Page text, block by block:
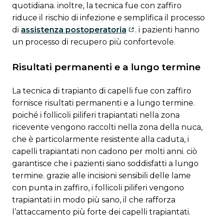
quotidiana. inoltre, la tecnica fue con zaffiro
riduce il rischio di infezione e semplifica il processo
di assistenza postoperatoria
. i pazienti hanno
un processo di recupero più confortevole.
risultati permanenti e a lungo termine
la tecnica di trapianto di capelli fue con zaffiro
fornisce risultati permanenti e a lungo termine.
poiché i follicoli piliferi trapiantati nella zona
ricevente vengono raccolti nella zona della nuca,
che è particolarmente resistente alla caduta, i
capelli trapiantati non cadono per molti anni. ciò
garantisce che i pazienti siano soddisfatti a lungo
termine. grazie alle incisioni sensibili delle lame
con punta in zaffiro, i follicoli piliferi vengono
trapiantati in modo più sano, il che rafforza
l’attaccamento più forte dei capelli trapiantati.